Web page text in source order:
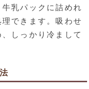
乳パックに詰めれ
できます。吸わせ
しっかり冷まして